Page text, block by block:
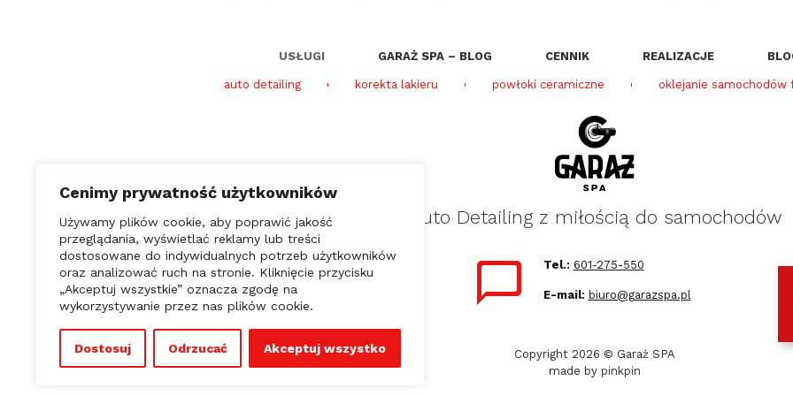
Cenimy prywatność użytkowników
Używamy plików cookie, aby poprawić jakość
przeglądania, wyświetlać reklamy lub treści
dostosowane do indywidualnych potrzeb użytkowników
oraz analizować ruch na stronie. Kliknięcie przycisku
„Akceptuj wszystkie” oznacza zgodę na
wykorzystywanie przez nas plików cookie.
Dostosuj Odrzucać Akceptuj wszystko
USŁUGI GARAŻ SPA – BLOG CENNIK REALIZACJE
auto detailing korekta lakieru powłoki ceramiczne oklejanie samochodów
Auto Detailing z miłością do samochodów
Garaż SPA
Świtezianki 36
Tel.: 601-275-550
E-mail: biuro@garazspa.pl
Copyright 2026 © Garaż SPA
made by pinkpin